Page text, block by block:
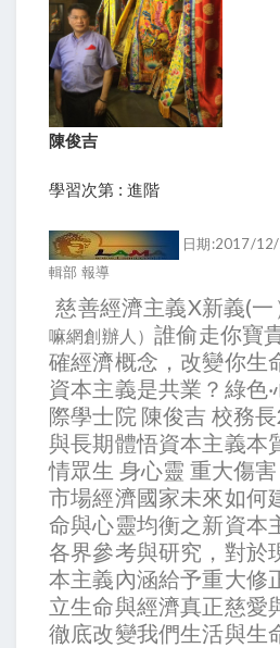
陳俊吉
學習次第 : 進階
日期:2017/
輯部 報導
慈善經濟主義X新義(一
嘛網創辦人）誰偷走你寶
確經濟概念，改變你生
資本主義是共業？綠色
際學士院 陳俊吉 校務
與長期體悟資本主義本
情眾生 身心靈 重大傷
市場經濟國家未來如何
命與心靈均衡之新資本
各界參考與研究，對於
本主義內涵給予重大修
立生命與經濟真正慈愛
徹底改變我們生活與生